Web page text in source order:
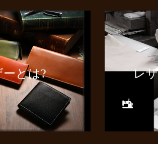
とは? レ